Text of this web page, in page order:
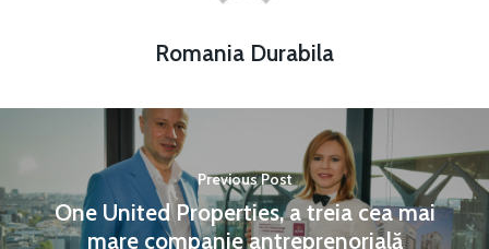
Romania Durabila
Previous Post
One United Properties, a treia cea mai
mare companie antreprenorială